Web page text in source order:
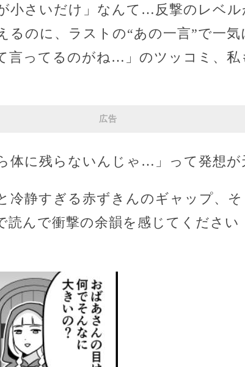
小さいだけ」なんて…反撃のレベル
るのに、ラストの“あの一言”で一
言ってるのがね…」のツッコミ、私
広告
体に残らないんじゃ…」って発想が
静すぎる赤ずきんのギャップ、そ
んで衝撃の余韻を感じてください